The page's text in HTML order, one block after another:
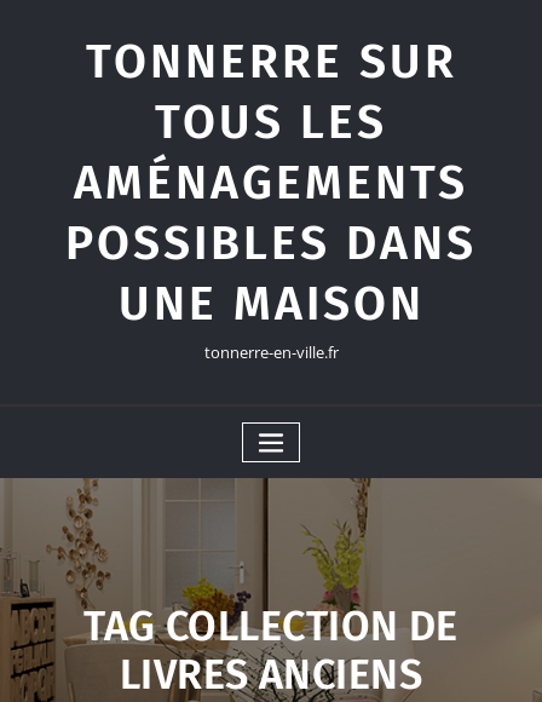
TONNERRE SUR
TOUS LES
AMÉNAGEMENTS
POSSIBLES DANS
UNE MAISON
tonnerre-en-ville.fr
TAG COLLECTION DE
LIVRES ANCIENS